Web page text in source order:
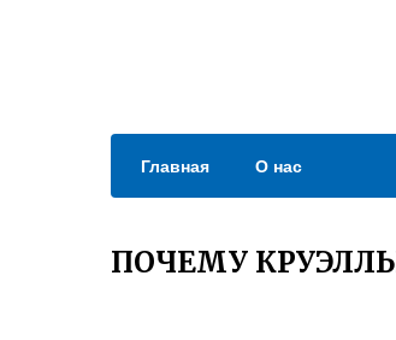
Главная О нас
ПОЧЕМУ